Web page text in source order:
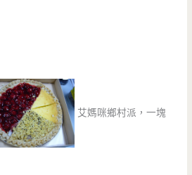
艾媽咪鄉村派，一塊